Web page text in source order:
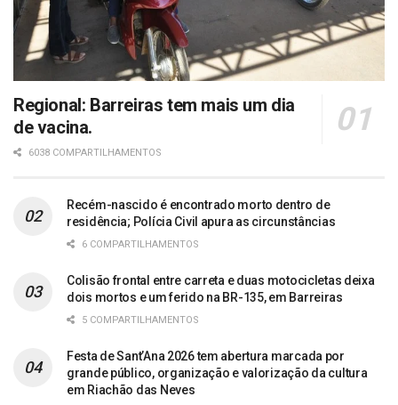
Regional: Barreiras tem mais um dia
de vacina.
6038 COMPARTILHAMENTOS
Recém-nascido é encontrado morto dentro de
residência; Polícia Civil apura as circunstâncias
6 COMPARTILHAMENTOS
Colisão frontal entre carreta e duas motocicletas deixa
dois mortos e um ferido na BR-135, em Barreiras
5 COMPARTILHAMENTOS
Festa de Sant’Ana 2026 tem abertura marcada por
grande público, organização e valorização da cultura
em Riachão das Neves